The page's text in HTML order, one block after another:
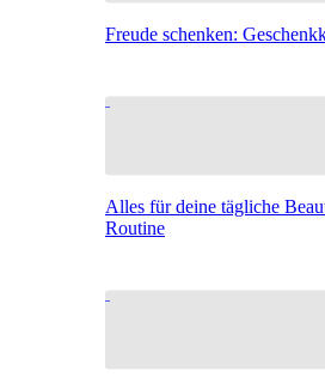
Freude schenken:
Alles für deine tägliche
Routine